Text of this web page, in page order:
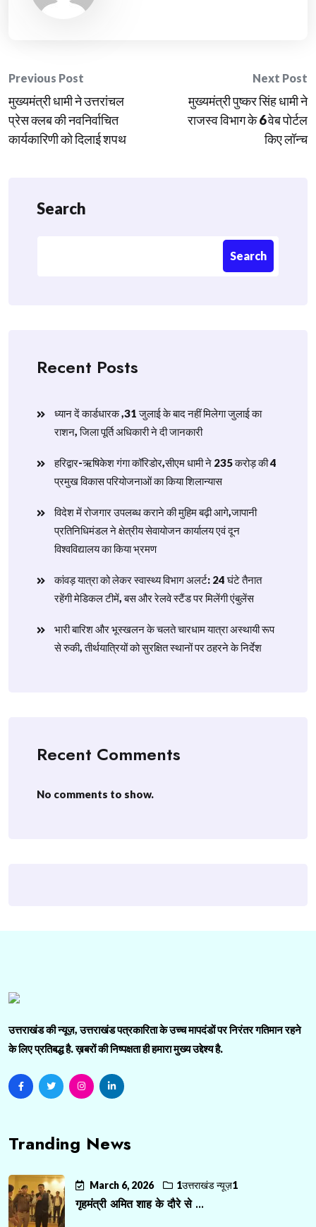
Post
navigation
Previous Post
मुख्यमंत्री धामी ने उत्तरांचल
प्रेस क्लब की नवनिर्वाचित
कार्यकारिणी को दिलाई शपथ
Next Post
मुख्यमंत्री पुष्कर सिंह धामी ने
राजस्व विभाग के 6 वेब पोर्टल
किए लॉन्च
Search
Search
Recent Posts
ध्यान दें कार्डधारक ,31 जुलाई के बाद नहीं मिलेगा जुलाई का
राशन, जिला पूर्ति अधिकारी ने दी जानकारी
हरिद्वार-ऋषिकेश गंगा कॉरिडोर,सीएम धामी ने 235 करोड़ की 4
प्रमुख विकास परियोजनाओं का किया शिलान्यास
विदेश में रोजगार उपलब्ध कराने की मुहिम बढ़ी आगे,जापानी
प्रतिनिधिमंडल ने क्षेत्रीय सेवायोजन कार्यालय एवं दून
विश्वविद्यालय का किया भ्रमण
​कांवड़ यात्रा को लेकर स्वास्थ्य विभाग अलर्ट: 24 घंटे तैनात
रहेंगी मेडिकल टीमें, बस और रेलवे स्टैंड पर मिलेंगी एंबुलेंस
​भारी बारिश और भूस्खलन के चलते चारधाम यात्रा अस्थायी रूप
से रुकी, तीर्थयात्रियों को सुरक्षित स्थानों पर ठहरने के निर्देश
Recent Comments
No comments to show.
उत्तराखंड की न्यूज़, उत्तराखंड पत्रकारिता के उच्च मापदंडों पर निरंतर गतिमान रहने
के लिए प्रतिबद्ध है. ख़बरों की निष्पक्षता ही हमारा मुख्य उद्देश्य है.
Tranding News
March 6, 2026 1उत्तराखंड न्यूज़1
गृहमंत्री अमित शाह के दौरे से ...